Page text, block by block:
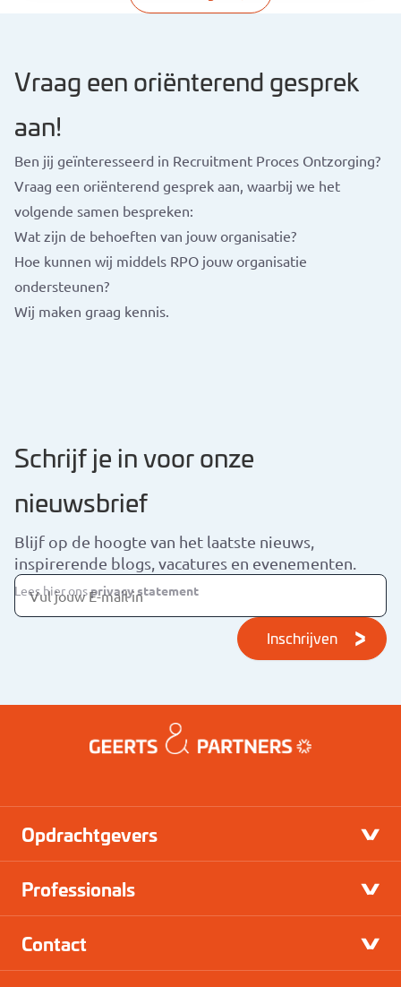
Vraag een oriënterend gesprek
aan!
Ben jij geïnteresseerd in Recruitment Proces Ontzorging?
Vraag een oriënterend gesprek aan, waarbij we het
volgende samen bespreken:
Wat zijn de behoeften van jouw organisatie?
Hoe kunnen wij middels RPO jouw organisatie
ondersteunen?
Wij maken graag kennis.
Schrijf je in voor onze
nieuwsbrief
Blijf op de hoogte van het laatste nieuws,
inspirerende blogs, vacatures en evenementen.
Inschrijven
Lees hier onsprivacy statement
Opdrachtgevers
Professionals
Contact